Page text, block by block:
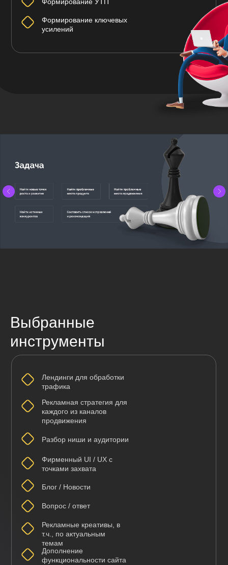
Формирование ключевых
усилений
Выбранные
инструменты
Лендинги для обработки
трафика
Рекламная стратегия для
каждого из каналов
продвижения
Разбор ниши и аудитории
Фирменный UI / UX с
точками захвата
Блог / Новости
Рекламные креативы, в
т.ч., по актуальным
темам
Дополнение
функциональности сайта
Вопрос / ответ